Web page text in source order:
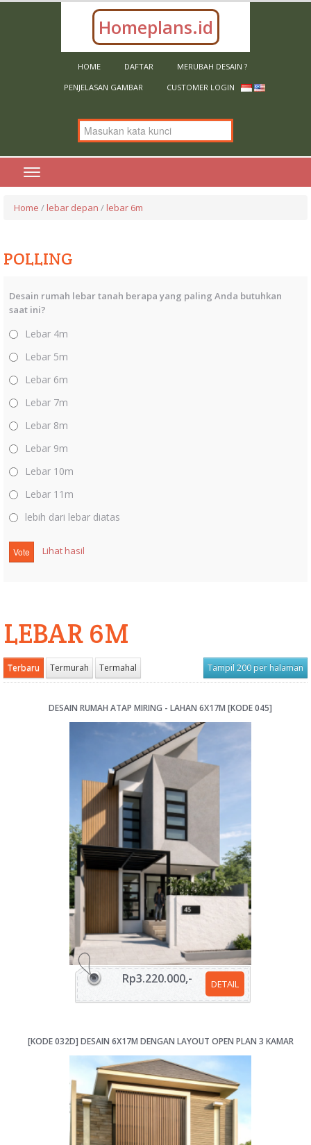
Homeplans.id
HOME DAFTAR
MERUBAH DESAIN ?
PENJELASAN GAMBAR
CUSTOMER LOGIN
Home / lebar depan / lebar 6m
POLLING
Desain rumah lebar tanah berapa yang paling Anda butuhkan
saat ini?
Lebar 4m
Lebar 5m
Lebar 6m
Lebar 7m
Lebar 8m
Lebar 9m
Lebar 10m
Lebar 11m
lebih dari lebar diatas
Lihat hasil
LEBAR 6M
Terbaru Termurah Termahal Tampil 200 per halaman
DESAIN RUMAH ATAP MIRING - LAHAN 6X17M [KODE 045]
DETAIL
Rp3.220.000,-
[KODE 032D] DESAIN 6X17M DENGAN LAYOUT OPEN PLAN 3 KAMAR